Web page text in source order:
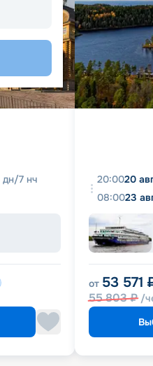
дн/7 нч
20:0020
08:0023
от 53 571
55 803₽ /